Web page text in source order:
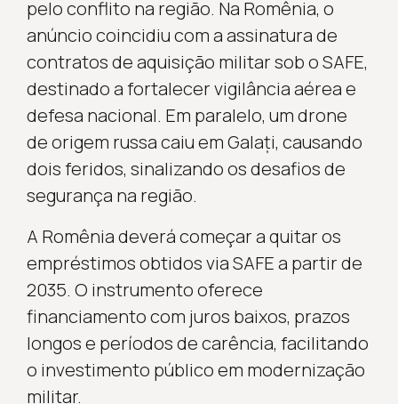
pelo conflito na região. Na Romênia, o
anúncio coincidiu com a assinatura de
contratos de aquisição militar sob o SAFE,
destinado a fortalecer vigilância aérea e
defesa nacional. Em paralelo, um drone
de origem russa caiu em Galați, causando
dois feridos, sinalizando os desafios de
segurança na região.
A Romênia deverá começar a quitar os
empréstimos obtidos via SAFE a partir de
2035. O instrumento oferece
financiamento com juros baixos, prazos
longos e períodos de carência, facilitando
o investimento público em modernização
militar.